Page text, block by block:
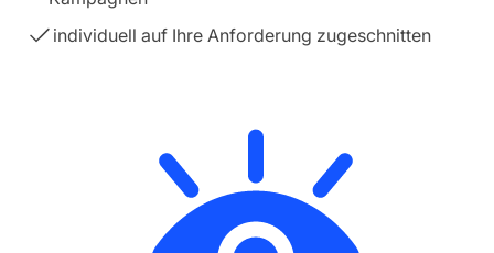
individuell auf Ihre Anforderung zugeschnitten